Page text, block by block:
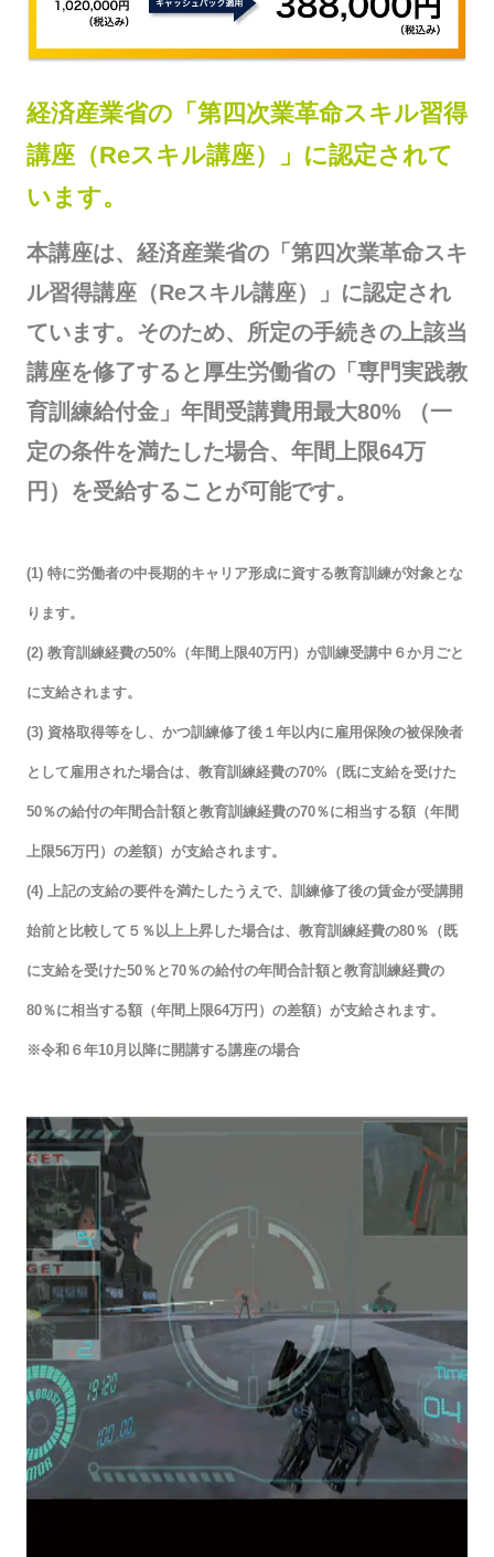
経済産業省の「第四次業革命スキル習得
講座（Reスキル講座）」に認定されて
います。
本講座は、経済産業省の「第四次業革命スキ
ル習得講座（Reスキル講座）」に認定され
ています。そのため、所定の手続きの上該当
講座を修了すると厚生労働省の「専門実践教
育訓練給付金」年間受講費用最大80% （一
定の条件を満たした場合、年間上限64万
円）を受給することが可能です。
(1) 特に労働者の中長期的キャリア形成に資する教育訓練が対象とな
ります。
(2) 教育訓練経費の50%（年間上限40万円）が訓練受講中６か月ごと
に支給されます。
(3) 資格取得等をし、かつ訓練修了後１年以内に雇用保険の被保険者
として雇用された場合は、教育訓練経費の70%（既に支給を受けた
50％の給付の年間合計額と教育訓練経費の70％に相当する額（年間
上限56万円）の差額）が支給されます。
(4) 上記の支給の要件を満たしたうえで、訓練修了後の賃金が受講開
始前と比較して５％以上上昇した場合は、教育訓練経費の80％（既
に支給を受けた50％と70％の給付の年間合計額と教育訓練経費の
80％に相当する額（年間上限64万円）の差額）が支給されます。
※令和６年10月以降に開講する講座の場合